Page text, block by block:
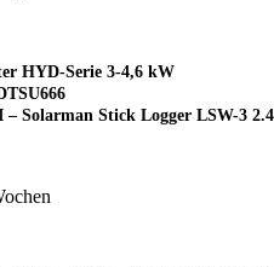
HYD-Serie 3-4,6 kW
– Solarman Stick Logger LSW-3